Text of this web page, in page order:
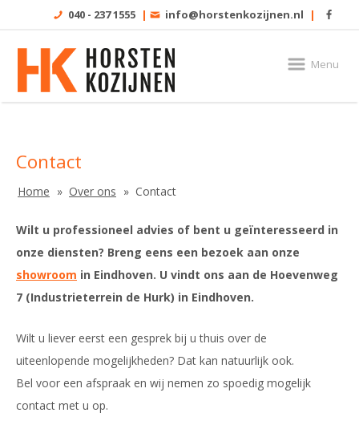
040 - 237 1555 | info@horstenkozijnen.nl |
Menu
Contact
Home Over ons Contact
Wilt u professioneel advies of bent u geïnteresseerd in
onze diensten? Breng eens een bezoek aan onze
showroom in Eindhoven. U vindt ons aan de Hoevenweg
7 (Industrieterrein de Hurk) in Eindhoven.
Wilt u liever eerst een gesprek bij u thuis over de
uiteenlopende mogelijkheden? Dat kan natuurlijk ook.
Bel voor een afspraak en wij nemen zo spoedig mogelijk
contact met u op.